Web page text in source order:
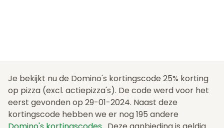
Je bekijkt nu de Domino's kortingscode 25% korting
op pizza (excl. actiepizza's). De code werd voor het
eerst gevonden op 29-01-2024. Naast deze
kortingscode hebben we er nog 195 andere